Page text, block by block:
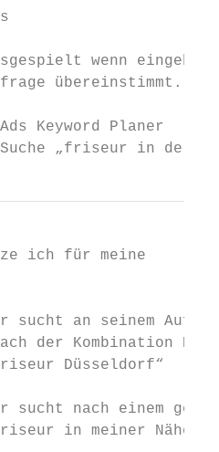
wenn
übereinstimmt.
Keyword Planer
„friseur in der
ich für meine
sucht an seinem
der Kombination
Düsseldorf“
sucht nach einem
in meiner Nähe“